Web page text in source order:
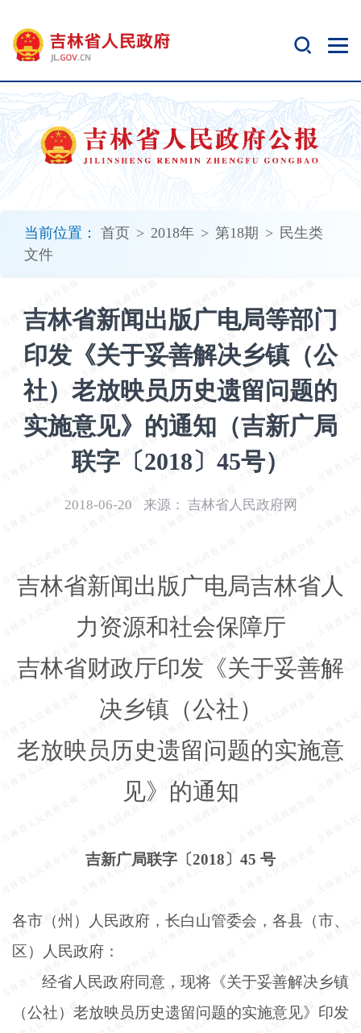
当前位置： 首页 > 2018年 > 第18期 > 民生类
文件
吉林省新闻出版广电局等部门
印发《关于妥善解决乡镇（公
社）老放映员历史遗留问题的
实施意见》的通知（吉新广局
联字〔2018〕45号）
2018-06-20 来源： 吉林省人民政府网
吉林省新闻出版广电局吉林省人
力资源和社会保障厅
吉林省财政厅印发《关于妥善解
决乡镇（公社）
老放映员历史遗留问题的实施意
见》的通知
吉新广局联字〔2018〕45 号
各市（州）人民政府，长白山管委会，各县（市、
区）人民政府：
经省人民政府同意，现将《关于妥善解决乡镇
（公社）老放映员历史遗留问题的实施意见》印发
开
无
障
碍
说
明
加